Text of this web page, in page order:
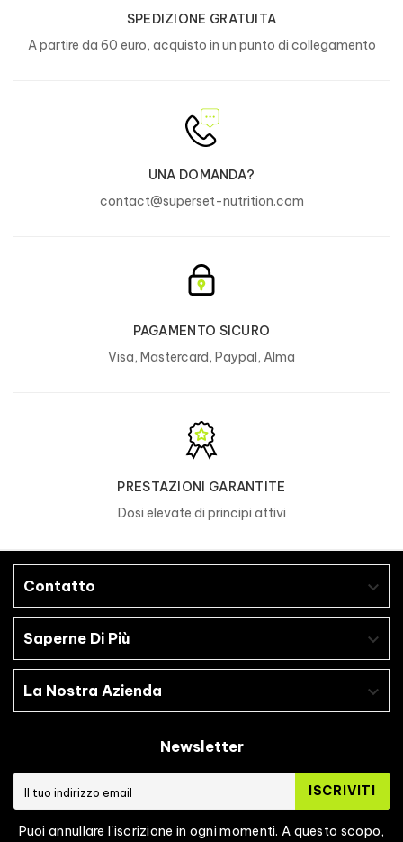
SPEDIZIONE GRATUITA
A partire da 60 euro, acquisto in un punto di collegamento
UNA DOMANDA?
contact@superset-nutrition.com
PAGAMENTO SICURO
Visa, Mastercard, Paypal, Alma
PRESTAZIONI GARANTITE
Dosi elevate di principi attivi
Contatto 
Saperne Di Più 
La Nostra Azienda 
Newsletter
ISCRIVITI
Puoi annullare l'iscrizione in ogni momenti. A questo scopo,